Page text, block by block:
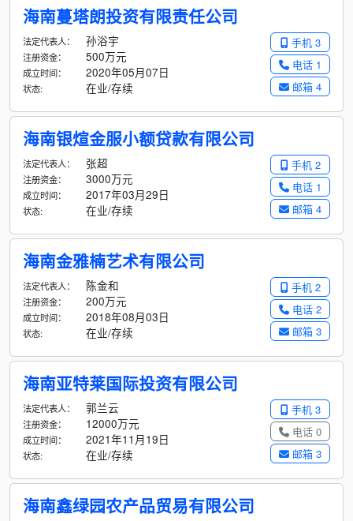
海南蔓塔朗投资有限责任公司
手机 3
电话 1
邮箱 4
法定代表人： 孙浴宇
注册资金： 500万元
成立时间： 2020年05月07日
状态: 在业/存续
海南银煊金服小额贷款有限公司
手机 2
电话 1
邮箱 4
法定代表人： 张超
注册资金： 3000万元
成立时间： 2017年03月29日
状态: 在业/存续
海南金雅楠艺术有限公司
手机 2
电话 2
邮箱 3
法定代表人： 陈金和
注册资金： 200万元
成立时间： 2018年08月03日
状态: 在业/存续
海南亚特莱国际投资有限公司
手机 3
电话 0
邮箱 3
法定代表人： 郭兰云
注册资金： 12000万元
成立时间： 2021年11月19日
状态: 在业/存续
海南鑫绿园农产品贸易有限公司